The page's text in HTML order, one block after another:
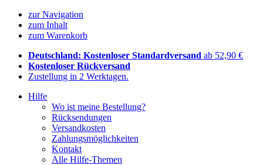
zur Navigation
zum Inhalt
zum Warenkorb
Deutschland: Kostenloser Standardversand ab 52,90 €
Kostenloser Rückversand
Zustellung in 2 Werktagen.
Hilfe
Wo ist meine Bestellung?
Rücksendungen
Versandkosten
Zahlungsmöglichkeiten
Kontakt
Alle Hilfe-Themen